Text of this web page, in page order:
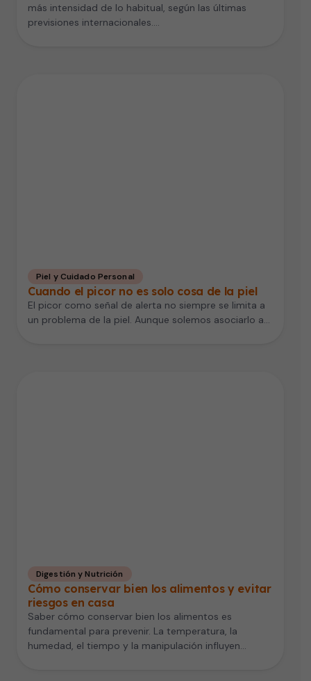
más intensidad de lo habitual, según las últimas
previsiones internacionales.…
Piel y Cuidado Personal
Cuando el picor no es solo cosa de la piel
El picor como señal de alerta no siempre se limita a
un problema de la piel. Aunque solemos asociarlo a…
Digestión y Nutrición
Cómo conservar bien los alimentos y evitar
riesgos en casa
Saber cómo conservar bien los alimentos es
fundamental para prevenir. La temperatura, la
humedad, el tiempo y la manipulación influyen…